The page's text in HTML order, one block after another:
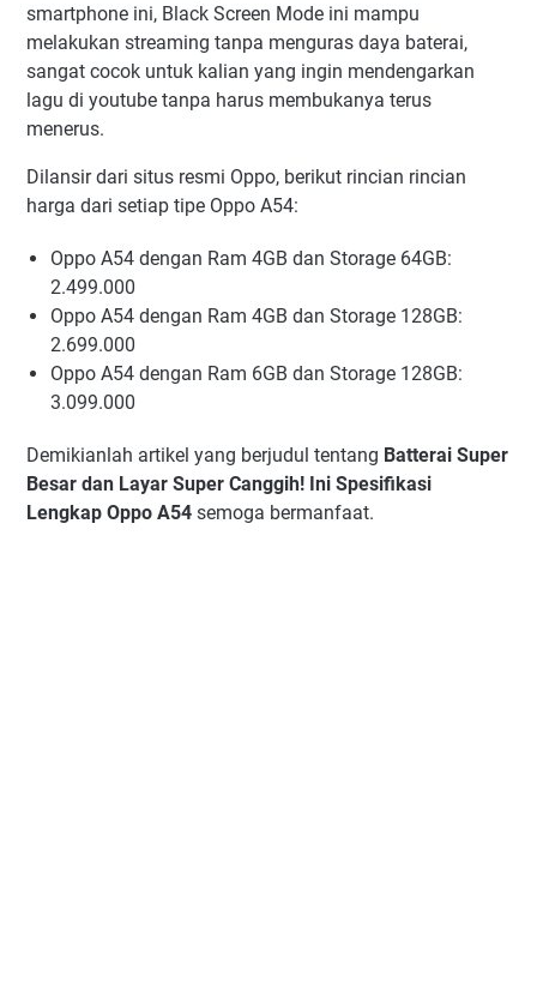
smartphone ini, Black Screen Mode ini mampu
melakukan streaming tanpa menguras daya baterai,
sangat cocok untuk kalian yang ingin mendengarkan
lagu di youtube tanpa harus membukanya terus
menerus.
Dilansir dari situs resmi Oppo, berikut rincian rincian
harga dari setiap tipe Oppo A54:
Oppo A54 dengan Ram 4GB dan Storage 64GB:
2.499.000
Oppo A54 dengan Ram 4GB dan Storage 128GB:
2.699.000
Oppo A54 dengan Ram 6GB dan Storage 128GB:
3.099.000
Demikianlah artikel yang berjudul tentang Batterai Super
Besar dan Layar Super Canggih! Ini Spesifikasi
Lengkap Oppo A54 semoga bermanfaat.